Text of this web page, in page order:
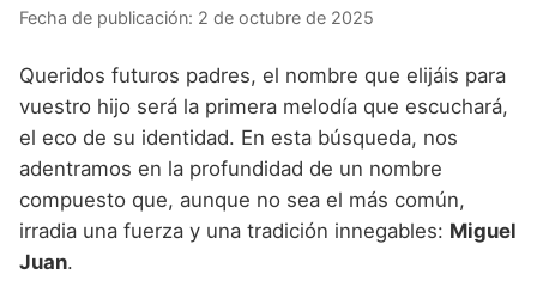
Nombres de niño que empiezan por D
Nombres de niño que empiezan por E
Nombres de niño que empiezan por F
Nombres de niño que empiezan por G
Nombres de Niño Asturianos
Nombres de Niño Baleares
Nombres de Niño Canarios
Nombres de Niño Cantabros
Nombres de Niño Celtas
Nombres de Niño Egipcios
Nombres de Niño Griegos
Nombres de Niño Mitologicos
Nombres de Niño Alemanes
Nombres de Niño Americanos
Nombres de Niño Arabes
Nombres de Niño Chinos
Buscar
Fecha de publicación: 2 de octubre de 2025
Queridos futuros padres, el nombre que elijáis para
vuestro hijo será la primera melodía que escuchará,
el eco de su identidad. En esta búsqueda, nos
adentramos en la profundidad de un nombre
compuesto que, aunque no sea el más común,
irradia una fuerza y una tradición innegables: Miguel
Juan.